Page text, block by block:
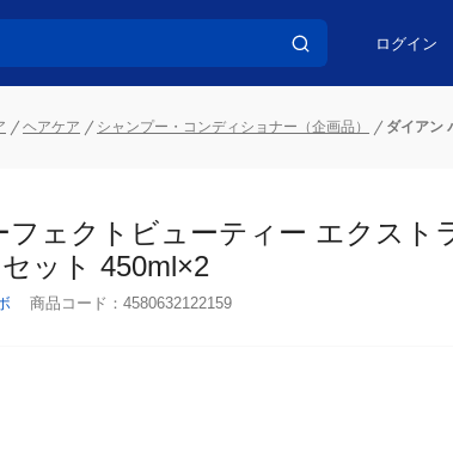
ログイン
ヘアケア シャンプー・コンディショナー（企画品） ダイアン
ェクトビューティー エクストラ
450ml×2
商品コード： 4580632122159